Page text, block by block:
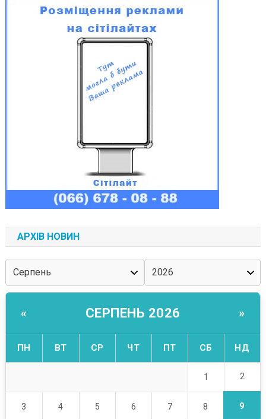
АРХІВ НОВИН
« СЕРПЕНЬ 2026 »
ПН ВТ СР ЧТ ПТ СБ НД
1 2
3 4 5 6 7 8 9